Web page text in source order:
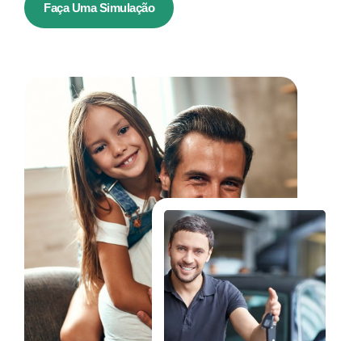
Faça Uma Simulação